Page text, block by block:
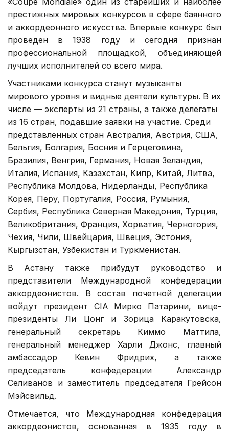
престижных мировых конкурсов в сфере баянного
и аккордеонного искусства. Впервые конкурс был
проведен в 1938 году и сегодня признан
профессиональной площадкой, объединяющей
лучших исполнителей со всего мира.
Участниками конкурса станут музыканты
мирового уровня и видные деятели культуры. В их
числе — эксперты из 21 страны, а также делегаты
из 16 стран, подавшие заявки на участие. Среди
представленных стран Австралия, Австрия, США,
Бельгия, Болгария, Босния и Герцеговина,
Бразилия, Венгрия, Германия, Новая Зеландия,
Италия, Испания, Казахстан, Кипр, Китай, Литва,
Республика Молдова, Нидерланды, Республика
Корея, Перу, Португалия, Россия, Румыния,
Сербия, Республика Северная Македония, Турция,
Великобритания, Франция, Хорватия, Черногория,
Чехия, Чили, Швейцария, Швеция, Эстония,
Кыргызстан, Узбекистан и Туркменистан.
В Астану также прибудут руководство и
представители Международной конфедерации
аккордеонистов. В состав почетной делегации
войдут президент CIA Мирко Патарини, вице-
президенты Ли Цонг и Зорица Каракутовска,
генеральный секретарь Киммо Маттила,
генеральный менеджер Харли Джонс, главный
амбассадор Кевин Фридрих, а также
председатель конфедерации Александр
Селиванов и заместитель председателя Грейсон
Мэйсвильд.
Отмечается, что Международная конфедерация
аккордеонистов, основанная в 1935 году в